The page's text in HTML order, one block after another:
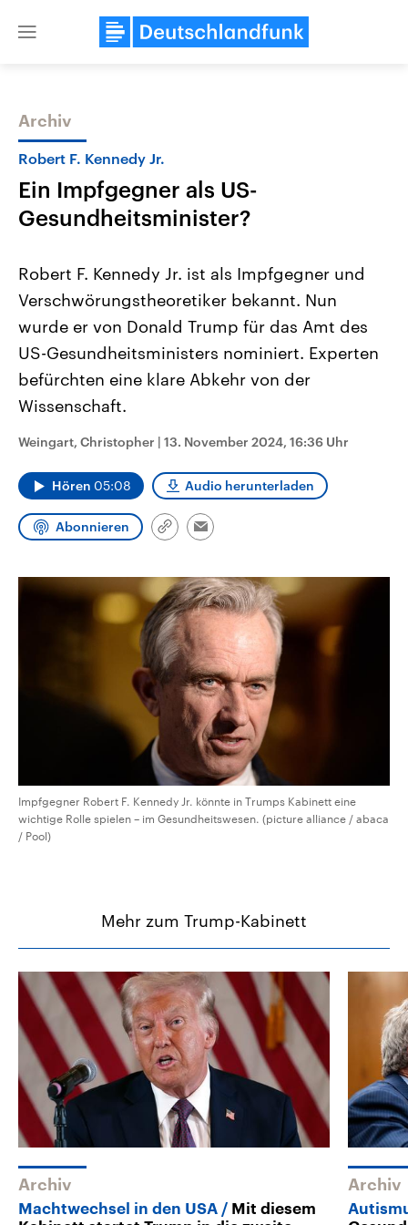
Close
Themen
Landtagswahl Sachsen-Anhalt
2026
Alle Informationen
Sachsen-Anhalt wählt am 6.
September 2026 einen neuen
Landtag. Seit 2021 wird das
Bundesland von einer Koalition aus
Umfragen, Prognosen,
Wahlprogramme, aktuelle Berichte
und Kandidaten der anstehenden
Wahl.
USA
Aktuelle Beiträge,
Hintergründe
Wirtschaftlich und
gehören die Vereinigten
den mächtigsten Ländern
Archiv
Robert F. Kennedy Jr.
Ein Impfgegner als US-
Gesundheitsminister?
Robert F. Kennedy Jr. ist als Impfgegner und
Verschwörungstheoretiker bekannt. Nun
wurde er von Donald Trump für das Amt des
US-Gesundheitsministers nominiert. Experten
befürchten eine klare Abkehr von der
Wissenschaft.
Weingart, Christopher | 13. November 2024, 16:36 Uhr
Hören 05:08 Audio herunterladen
Abonnieren
Link
Email
Impfgegner Robert F. Kennedy Jr. könnte in Trumps Kabinett eine
wichtige Rolle spielen – im Gesundheitswesen. (picture alliance / abaca
/ Pool)
Mehr zum Trump-Kabinett
Archiv
Machtwechsel in den USA
Mit diesem
Archiv